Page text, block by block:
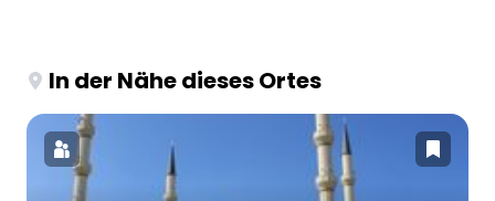
In der Nähe dieses Ortes